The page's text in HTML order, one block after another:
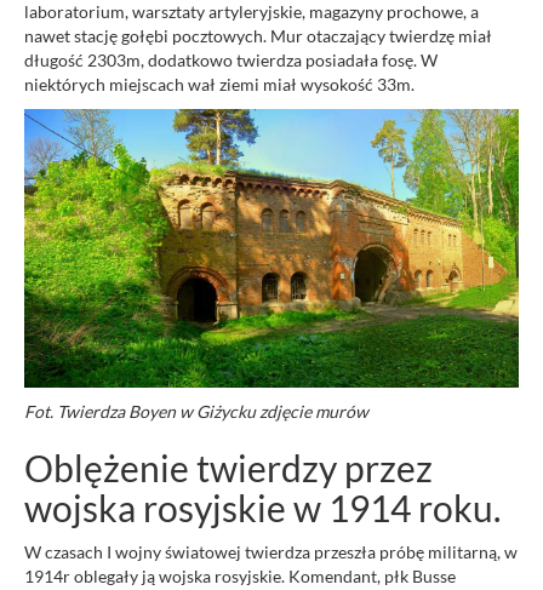
laboratorium, warsztaty artyleryjskie, magazyny prochowe, a
nawet stację gołębi pocztowych. Mur otaczający twierdzę miał
długość 2303m, dodatkowo twierdza posiadała fosę. W
niektórych miejscach wał ziemi miał wysokość 33m.
Fot. Twierdza Boyen w Giżycku zdjęcie murów
Oblężenie twierdzy przez
wojska rosyjskie w 1914 roku.
W czasach I wojny światowej twierdza przeszła próbę militarną, w
1914r oblegały ją wojska rosyjskie. Komendant, płk Busse